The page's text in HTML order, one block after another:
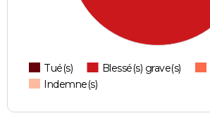
Tué(s) Blessé(s) grave(s)
Indemne(s)